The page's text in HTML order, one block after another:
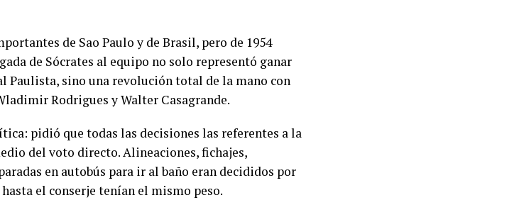
de Sao Paulo y de Brasil, pero de 1954
de Sócrates al equipo no solo representó ganar
Paulista, sino una revolución total de la mano con
Rodrigues y Walter Casagrande.
pidió que todas las decisiones las referentes a la
del voto directo. Alineaciones, fichajes,
en autobús para ir al baño eran decididos por
el conserje tenían el mismo peso.